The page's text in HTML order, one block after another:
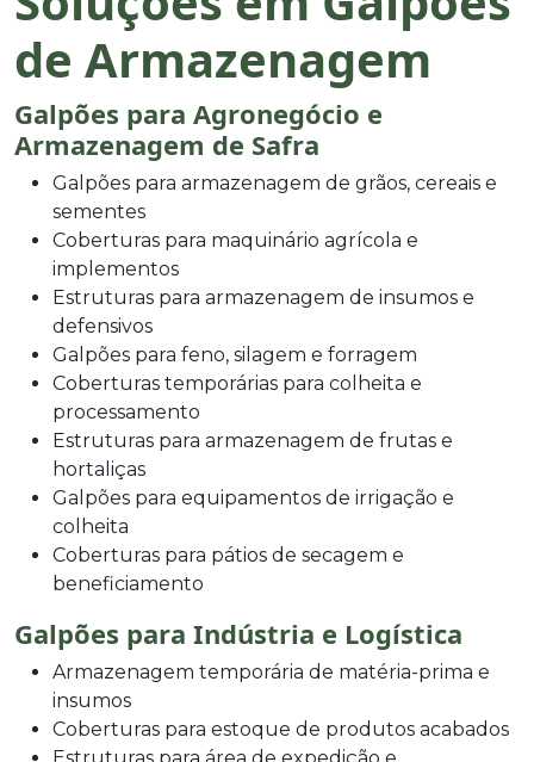
de Armazenagem
Galpões para Agronegócio e
Armazenagem de Safra
Galpões para armazenagem de grãos, cereais e
sementes
Coberturas para maquinário agrícola e
implementos
Estruturas para armazenagem de insumos e
defensivos
Galpões para feno, silagem e forragem
Coberturas temporárias para colheita e
processamento
Estruturas para armazenagem de frutas e
hortaliças
Galpões para equipamentos de irrigação e
colheita
Coberturas para pátios de secagem e
beneficiamento
Galpões para Indústria e Logística
Armazenagem temporária de matéria-prima e
insumos
Coberturas para estoque de produtos acabados
Estruturas para área de expedição e